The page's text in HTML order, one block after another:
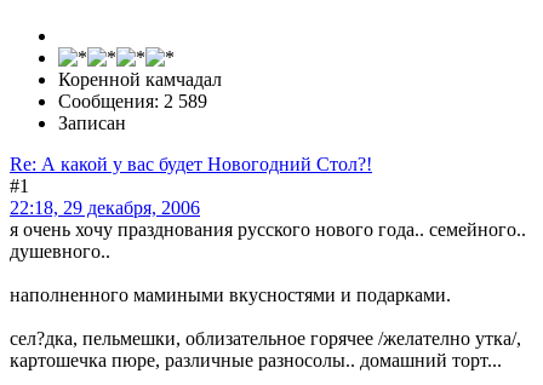
Коренной камчадал
Сообщения: 2 589
Записан
Re: А какой у вас будет Новогодний Стол?!
#1
22:18, 29 декабря, 2006
я очень хочу празднования русского нового года.. семейного..
душевного..
наполненного мамиными вкусностями и подарками.
сел?дка, пельмешки, облизательное горячее /желателно утка/,
картошечка пюре, различные разносолы.. домашний торт...